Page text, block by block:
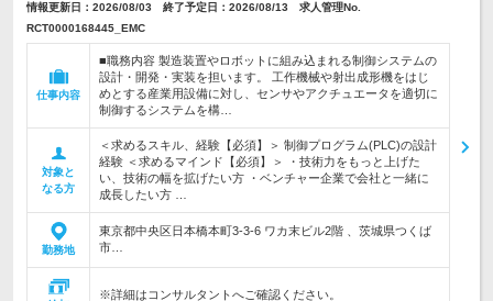
情報更新日：2026/08/03 終了予定日：2026/08/13 求人管理No.
RCT0000168445_EMC
仕事内容
■職務内容 製造装置やロボットに組み込まれる制御システムの
設計・開発・実装を担います。 工作機械や射出成形機をはじ
めとする産業用設備に対し、センサやアクチュエータを適切に
制御するシステムを構…
対象と
なる方
＜求めるスキル、経験【必須】＞ 制御プログラム(PLC)の設計
経験 ＜求めるマインド【必須】＞ ・技術力をもっと上げた
い、技術の幅を拡げたい方 ・ベンチャー企業で会社と一緒に
成長したい方 …
勤務地
東京都中央区日本橋本町3-3-6 ワカ末ビル2階 、茨城県つくば
市…
※詳細はコンサルタントへご確認ください。